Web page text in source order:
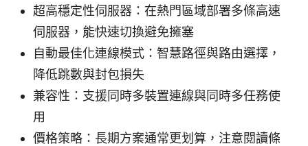
超高穩定性伺服器：在熱門區域部署多條高速
伺服器，能快速切換避免擁塞
自動最佳化連線模式：智慧路徑與路由選擇，
降低跳數與封包損失
兼容性：支援同時多裝置連線與同時多任務使
用
價格策略：長期方案通常更划算，注意閱讀條